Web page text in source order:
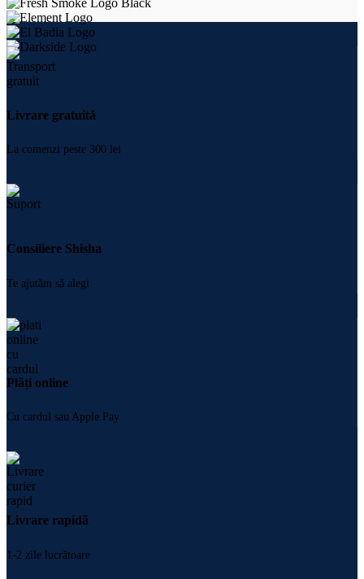
Livrare gratuită
La comenzi peste 300 lei
Consiliere Shisha
Te ajutăm să alegi
Plăți online
Cu cardul sau Apple Pay
Livrare rapidă
1-2 zile lucrătoare